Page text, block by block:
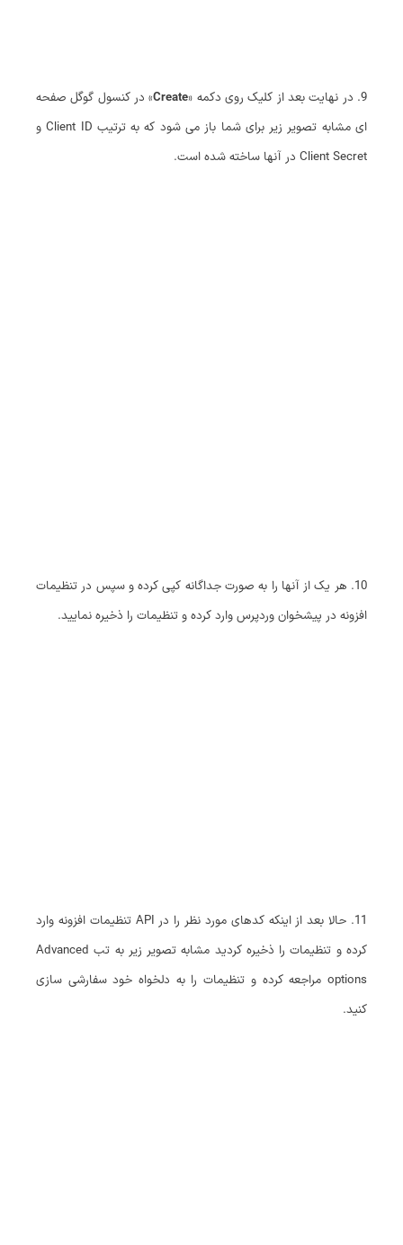
9. در نهایت بعد از کلیک روی دکمه « Create» در کنسول گوگل صفحه‌
ای مشابه تصویر زیر برای شما باز می شود که به ترتیب Client ID و
Client Secret در آنها ساخته شده است.
10. هر یک از آنها را به صورت جداگانه کپی کرده و سپس در تنظیمات
افزونه در پیشخوان وردپرس وارد کرده و تنظیمات را ذخیره نمایید.
11. حالا بعد از اینکه کدهای مورد نظر را در API تنظیمات افزونه وارد
کرده و تنظیمات را ذخیره کردید مشابه تصویر زیر به تب Advanced
options مراجعه کرده و تنظیمات را به دلخواه خود سفارشی سازی
کنید.